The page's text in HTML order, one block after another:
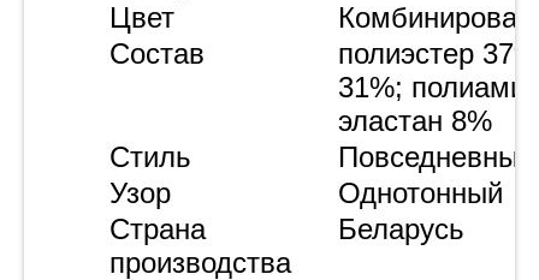
Цвет
Состав
полиэстер
31%;
эластан 8%
Стиль
Повседневный
Узор
Однотонный
Страна
производства
Беларусь